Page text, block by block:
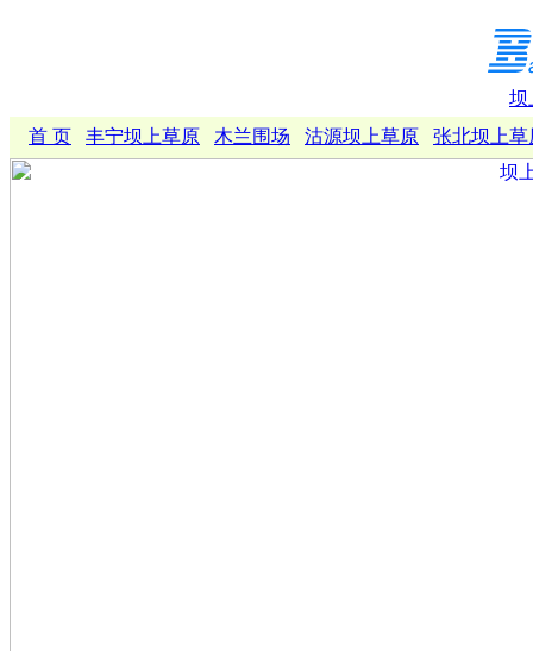
坝
首 页
丰宁坝上草原 木兰围场 沽源坝上草原 张北坝上草